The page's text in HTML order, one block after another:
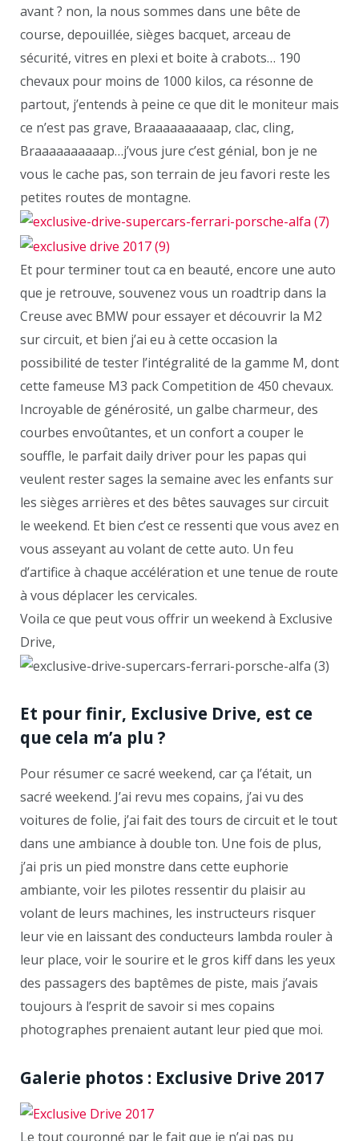
avant ? non, la nous sommes dans une bête de
course, depouillée, sièges bacquet, arceau de
sécurité, vitres en plexi et boite à crabots… 190
chevaux pour moins de 1000 kilos, ca résonne de
partout, j’entends à peine ce que dit le moniteur mais
ce n’est pas grave, Braaaaaaaaaap, clac, cling,
Braaaaaaaaaap…j’vous jure c’est génial, bon je ne
vous le cache pas, son terrain de jeu favori reste les
petites routes de montagne.
Et pour terminer tout ca en beauté, encore une auto
que je retrouve, souvenez vous un roadtrip dans la
Creuse avec BMW pour essayer et découvrir la M2
sur circuit, et bien j’ai eu à cette occasion la
possibilité de tester l’intégralité de la gamme M, dont
cette fameuse M3 pack Competition de 450 chevaux.
Incroyable de générosité, un galbe charmeur, des
courbes envoûtantes, et un confort a couper le
souffle, le parfait daily driver pour les papas qui
veulent rester sages la semaine avec les enfants sur
les sièges arrières et des bêtes sauvages sur circuit
le weekend. Et bien c’est ce ressenti que vous avez en
vous asseyant au volant de cette auto. Un feu
d’artifice à chaque accélération et une tenue de route
à vous déplacer les cervicales.
Voila ce que peut vous offrir un weekend à Exclusive
Drive,
Et pour finir, Exclusive Drive, est ce
que cela m’a plu ?
Pour résumer ce sacré weekend, car ça l’était, un
sacré weekend. J’ai revu mes copains, j’ai vu des
voitures de folie, j’ai fait des tours de circuit et le tout
dans une ambiance à double ton. Une fois de plus,
j’ai pris un pied monstre dans cette euphorie
ambiante, voir les pilotes ressentir du plaisir au
volant de leurs machines, les instructeurs risquer
leur vie en laissant des conducteurs lambda rouler à
leur place, voir le sourire et le gros kiff dans les yeux
des passagers des baptêmes de piste, mais j’avais
toujours à l’esprit de savoir si mes copains
photographes prenaient autant leur pied que moi.
Galerie photos : Exclusive Drive 2017
Le tout couronné par le fait que je n’ai pas pu